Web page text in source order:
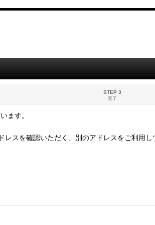
STEP 3
完了
ます。
スを確認いただく、別のアドレスをご利用し